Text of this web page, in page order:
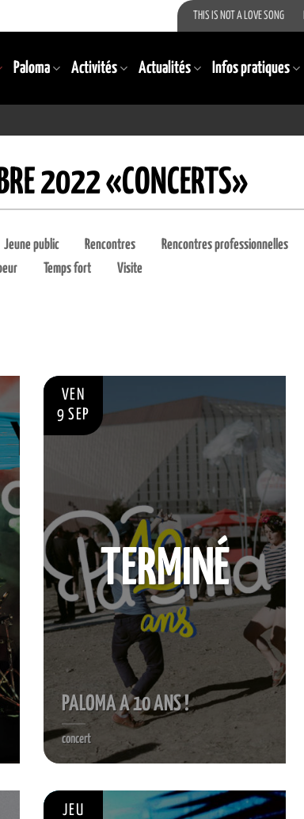
THIS IS NOT A LOVE SONG
Paloma Activités Actualités Infos pratiques
2022 «CONCERTS»
Jeune public Rencontres Rencontres professionnelles
Temps fort Visite
VEN
9 SEP
PALOMA A 10 ANS !
concert
TERMINÉ
JEU